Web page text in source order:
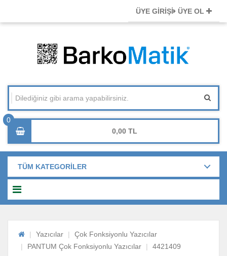
ÜYE GİRİŞİ ÜYE OL
0,00
TÜM KATEGORİLER
Yazıcılar
Çok Fonksiyonlu Yazıcılar
PANTUM Çok Fonksiyonlu Yazıcılar
4421409